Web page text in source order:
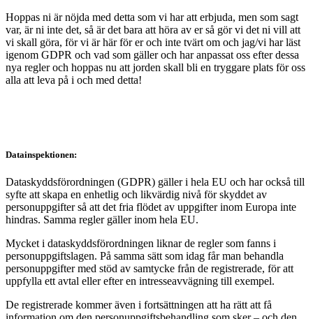
Hoppas ni är nöjda med detta som vi har att erbjuda, men som sagt
var, är ni inte det, så är det bara att höra av er så gör vi det ni vill att
vi skall göra, för vi är här för er och inte tvärt om och jag/vi har läst
igenom GDPR och vad som gäller och har anpassat oss efter dessa
nya regler och hoppas nu att jorden skall bli en tryggare plats för oss
alla att leva på i och med detta!
Datainspektionen:
Dataskyddsförordningen (GDPR) gäller i hela EU och har också till
syfte att skapa en enhetlig och likvärdig nivå för skyddet av
personuppgifter så att det fria flödet av uppgifter inom Europa inte
hindras. Samma regler gäller inom hela EU.
Mycket i dataskyddsförordningen liknar de regler som fanns i
personuppgiftslagen. På samma sätt som idag får man behandla
personuppgifter med stöd av samtycke från de registrerade, för att
uppfylla ett avtal eller efter en intresseavvägning till exempel.
De registrerade kommer även i fortsättningen att ha rätt att få